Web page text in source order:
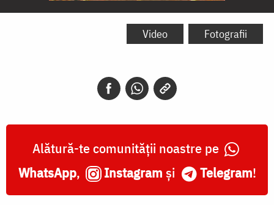
Sfântul
Video Fotografii
Alătură-te comunității noastre pe
WhatsApp, Instagram și Telegram!